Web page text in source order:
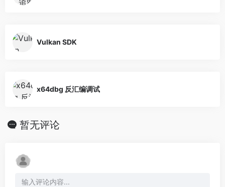
Vulkan SDK
x64dbg 反汇编调试
暂无评论